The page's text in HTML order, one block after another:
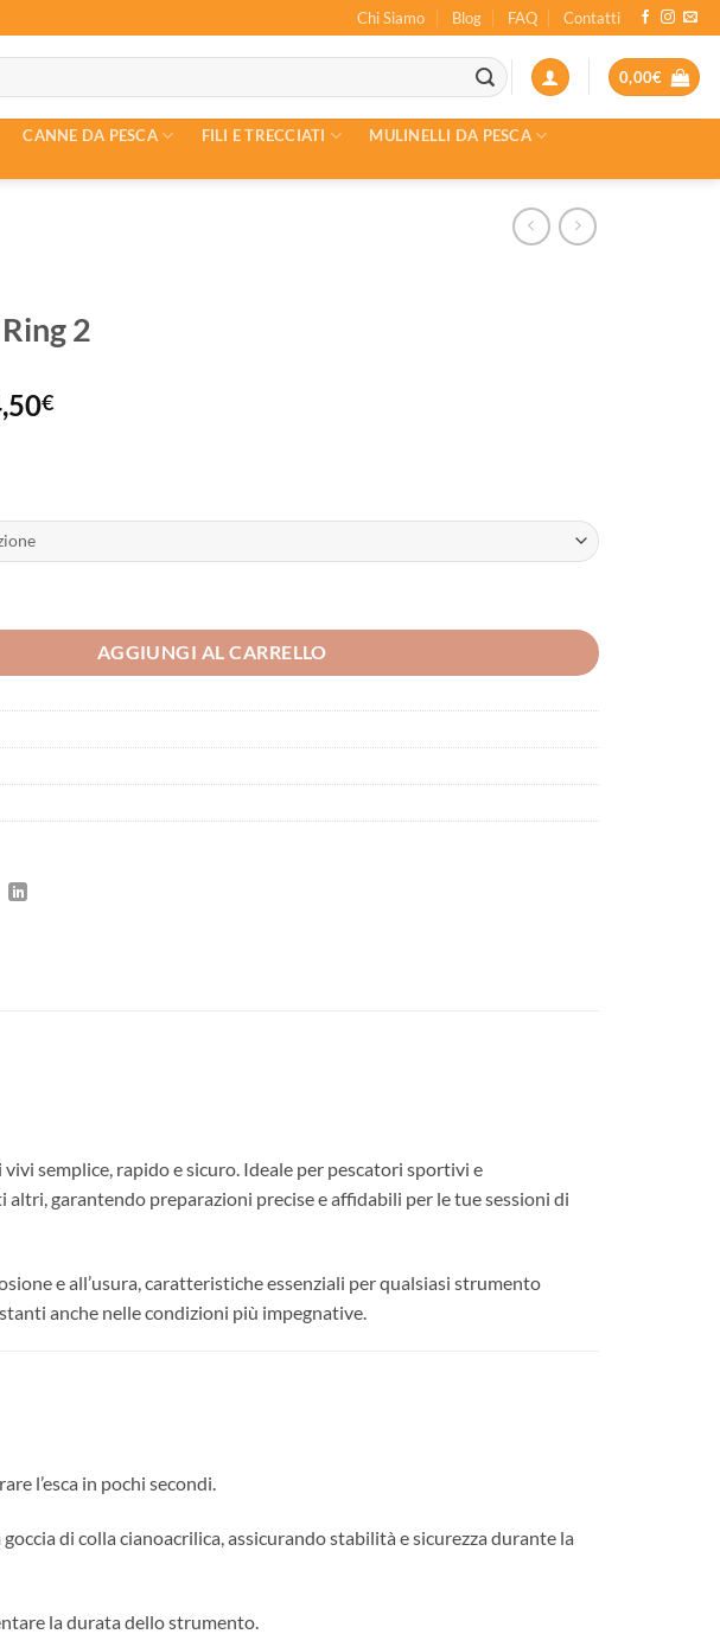
Chi Siamo Blog FAQ Contatti
0,00€
CANNE DA PESCA FILI E TRECCIATI
MULINELLI DA PESCA
2
€
AGGIUNGI AL CARRELLO
semplice, rapido e sicuro. Ideale per pescatori sportivi e
altri, garantendo preparazioni precise e affidabili per le tue sessioni di
e all’usura, caratteristiche essenziali per qualsiasi strumento
anche nelle condizioni più impegnative.
l’esca in pochi secondi.
di colla cianoacrilica, assicurando stabilità e sicurezza durante la
la durata dello strumento.